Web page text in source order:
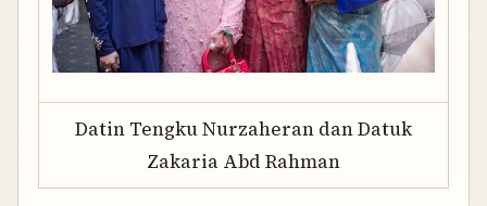
Datin Tengku Nurzaheran dan Datuk
Zakaria Abd Rahman